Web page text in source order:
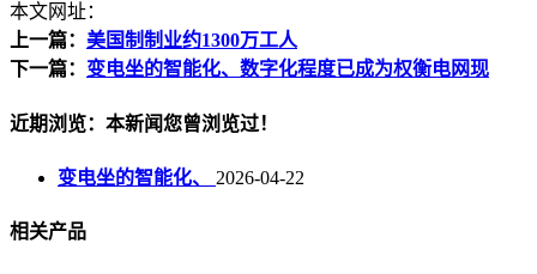
本文网址：
上一篇： 美国制制业约1300万工人
下一篇： 变电坐的智能化、数字化程度已成为权衡电网现
近期浏览：本新闻您曾浏览过！
变电坐的智能化、 2026-04-22
相关产品